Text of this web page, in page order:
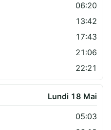
06:20
13:42
17:43
21:06
22:21
Lundi 18 Mai
05:03